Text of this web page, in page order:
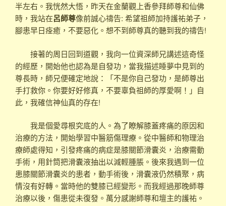
半左右。我恍然大悟，昨天在金蘭觀上香參拜師尊和仙佛
時，我站在呂師尊像前誠心禱告: 希望祖師加持護祐弟子，
腳患早日痊癒，不要惡化。想不到師尊真的聽到我的禱告!
接著的周日回到道觀，我向一位資深師兄講述這奇怪
的經歷，開始他也認為是自發功，當我描述睡夢中見到的
尊長時，師兄便確定地說：「不是你自己發功，是師尊出
手打救你。你要好好修真，不要辜負祖師的厚愛啊！」自
此，我確信神仙真的存在!
我是個愛尋根究底的人。為了瞭解膝蓋疼痛的原因和
治療的方法，開始學習中醫筋傷理療。從中醫師和物理治
療師處得知，引發疼痛的病症是膝關節滑囊炎，治療需動
手術，用針筒把滑囊液抽出以減輕腫脹。後來我遇到一位
患膝關節滑囊炎的患者，動手術後，滑囊液仍然積聚，病
情沒有好轉。當時他的雙膝已經變形。而我經過那晚師尊
治療以後，傷患從未復發。萬分感謝師尊和壇主的護祐。